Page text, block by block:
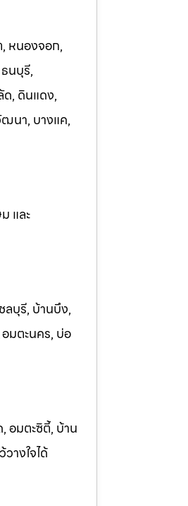
หนองจอก,
นบุรี,
, ดินแดง,
ฒนา, บางแค,
และ
ลบุรี, บ้านบึง,
มตะนคร, บ่อ
อมตะซิตี้, บ้าน
างใจได้